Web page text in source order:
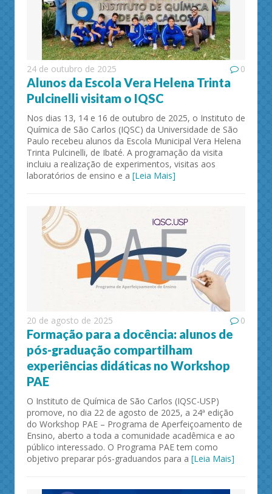
24 de outubro de 2025 0
Alunos da Escola Vera Helena Trinta
Pulcinelli visitam o IQSC
Nos dias 13, 14 e 16 de outubro de 2025, o Instituto de
Química de São Carlos (IQSC) da Universidade de São
Paulo recebeu alunos da Escola Municipal Vera Helena
Trinta Pulcinelli, de Ibaté. A programação da visita
incluiu a realização de experimentos, visitas aos
laboratórios de ensino e a [Leia Mais]
20 de agosto de 2025 0
Formação para a docência: alunos de
pós-graduação compartilham
experiências didáticas no Workshop
PAE
O Instituto de Química de São Carlos (IQSC-USP)
promove, no dia 22 de agosto de 2025, a 24ª edição
do Workshop PAE – Programa de Aperfeiçoamento de
Ensino, aberto a toda a comunidade acadêmica e ao
público interessado. O Programa PAE tem como
objetivo preparar pós-graduandos para a [Leia Mais]